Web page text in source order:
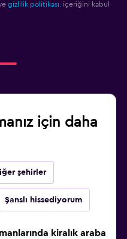
gizlilik politikası. içeriğini kabul
için daha
şehirler
Şanslı hissediyorum
kiralık araba